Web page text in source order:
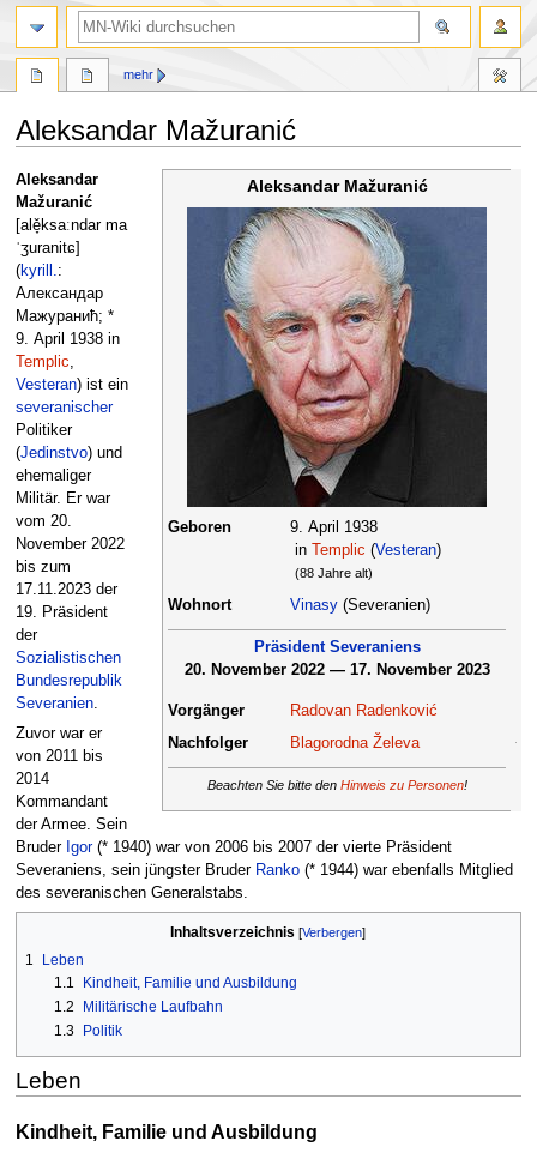
Aleksandar Mažuranić
Zur
Navigation
springen
Zur
Suche
springen
Aleksandar Mažuranić
Geboren
9. April 1938
inTemplic (Vesteran)
(88 Jahre alt)
Wohnort Vinasy (Severanien)
Präsident Severaniens
20. November 2022 — 17. November 2023
Vorgänger
Radovan Radenković
Nachfolger
Blagorodna Želeva
Beachten Sie bitte den Hinweis zu Personen!
Aleksandar
Mažuranić
[alě̞ksaːndar ma
ˈʒuranitɕ]
(kyrill. :
Александар
Мажуранић; *
9. April 1938 in
Templic
Vesteran) ist ein
severanischer
Politiker
(Jedinstvo) und
ehemaliger
Militär. Er war
vom 20.
November 2022
bis zum
17.11.2023 der
19. Präsident
der
Sozialistischen
Bundesrepublik
Severanien.
Zuvor war er
von 2011 bis
2014
Kommandant
der Armee. Sein
Bruder Igor(* 1940) war von 2006 bis 2007 der vierte Präsident
Severaniens, sein jüngster Bruder Ranko(* 1944) war ebenfalls Mitglied
des severanischen Generalstabs.
Inhaltsverzeichnis
1
Leben
1.1
Kindheit, Familie und Ausbildung
1.2
Militärische Laufbahn
1.3
Politik
Leben
Kindheit, Familie und Ausbildung
mehr
Suche